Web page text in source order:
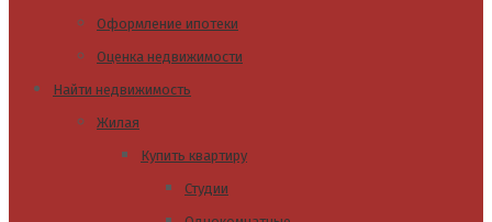
Оформление ипотеки
Оценка недвижимости
Найти недвижимость
Жилая
Купить квартиру
Студии